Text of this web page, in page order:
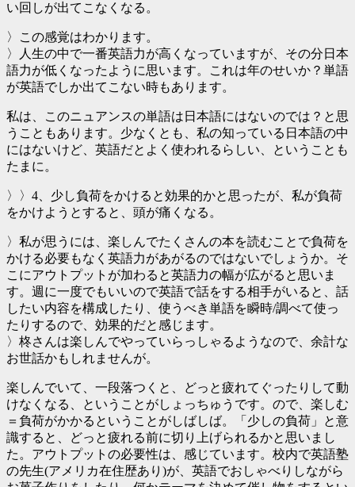
い回しが出てこなくなる。
〉この感覚はわかります。
〉人生の中で一番英語力が高くなっていますが、その分日本
語力が低くなったように思います。これは年のせいか？単語
が英語でしか出てこない時もあります。
私は、このニュアンスの単語は日本語にはないのでは？と思
うこともあります。少なくとも、私の知っている日本語の中
にはないけど、英語だとよく使われるらしい、ということも
たまに。
〉〉4、少し負荷をかけると効果的かと思ったが、私が負荷
をかけようとすると、頭が痛くなる。
〉私が思うには、楽しんでたくさんの本を読むことで負荷を
かける必要もなく英語力があがるのではないでしょうか。そ
こにアウトプットが加わると英語力の幅が広がると思いま
す。週に一度でもいいので英語で話をする相手がいると、話
したい内容を構成したり、使うべき単語を瞬時/調べて使っ
たりするので、効果的だと感じます。
〉柊さんは楽しんでやっていらっしゃるようなので、余計な
お世話かもしれませんが。
楽しんでいて、一段落つくと、どっと疲れてぐったりして動
けなくなる、ということがしょっちゅうです。ので、楽しむ
＝負荷がかかるということがしばしば。「少しの負荷」と意
識すると、どっと疲れる前に切り上げられるかと思いまし
た。アウトプットの必要性は、感じています。校内で英語塾
の先生(アメリカ在住歴あり)が、英語でおしゃべりしながら